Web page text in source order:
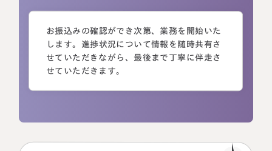
お振込みの確認ができ次第、業務を開始いた
します。進捗状況について情報を随時共有さ
せていただきながら、最後まで丁寧に伴走さ
せていただきます。